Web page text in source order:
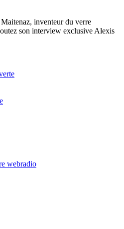
inventeur du verre
son interview exclusive Alexis
webradio